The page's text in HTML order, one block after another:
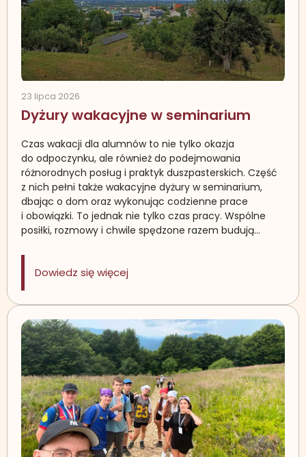
23 lipca 2026
Dyżury wakacyjne w seminarium
Czas wakacji dla alumnów to nie tylko okazja
do odpoczynku, ale również do podejmowania
różnorodnych posług i praktyk duszpasterskich. Część
z nich pełni także wakacyjne dyżury w seminarium,
dbając o dom oraz wykonując codzienne prace
i obowiązki. To jednak nie tylko czas pracy. Wspólne
posiłki, rozmowy i chwile spędzone razem budują…
Dowiedz się więcej: Dyżury wakacyjne w seminarium